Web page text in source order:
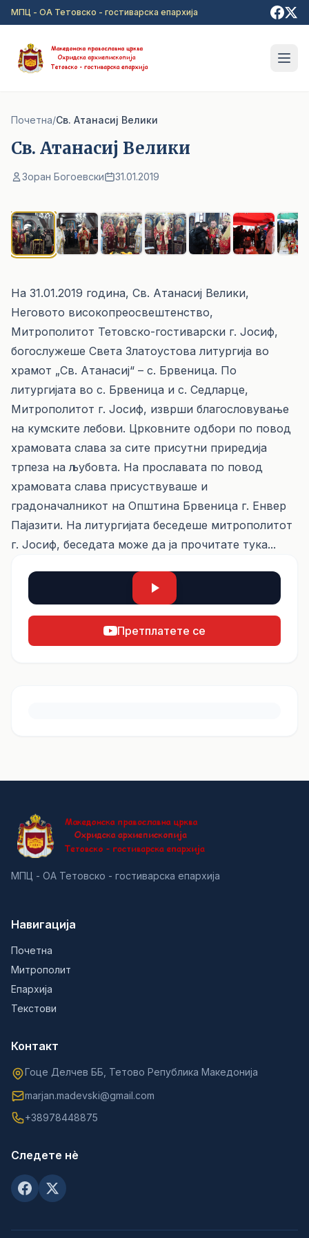
Прејди на главна содржина
МПЦ - ОА Тетовско - гостиварска епархија
Почетна/Св. Атанасиј Велики
Св. Атанасиј Велики
Зоран Богоевски 31.01.2019
На 31.01.2019 година, Св. Атанасиј Велики,
Неговото високопреосвештенство,
Митрополитот Тетовско-гостиварски г. Јосиф,
богослужеше Света Златоустова литургија во
храмот „Св. Атанасиј“ – с. Брвеница. По
литургијата во с. Брвеница и с. Седларце,
Митрополитот г. Јосиф, изврши благословување
на кумските лебови. Црковните одбори по повод
храмовата слава за сите присутни приредија
трпеза на љубовта. На прославата по повод
храмовата слава присуствуваше и
градоначалникот на Општина Брвеница г. Енвер
Пајазити. На литургијата беседеше митрополитот
г. Јосиф, беседата може да ја прочитате тука...
Претплатете се
МПЦ - ОА Тетовско - гостиварска епархија
Навигација
Почетна
Митрополит
Епархија
Текстови
Контакт
Гоце Делчев ББ, Тетово Република Македонија
marjan.madevski@gmail.com
+38978448875
Следете нè